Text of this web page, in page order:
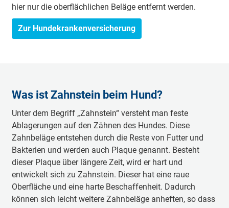
hier nur die oberflächlichen Beläge entfernt werden.
Zur Hundekrankenversicherung
Was ist Zahnstein beim Hund?
Unter dem Begriff „Zahnstein“ versteht man feste
Ablagerungen auf den Zähnen des Hundes. Diese
Zahnbeläge entstehen durch die Reste von Futter und
Bakterien und werden auch Plaque genannt. Besteht
dieser Plaque über längere Zeit, wird er hart und
entwickelt sich zu Zahnstein. Dieser hat eine raue
Oberfläche und eine harte Beschaffenheit. Dadurch
können sich leicht weitere Zahnbeläge anheften, so dass